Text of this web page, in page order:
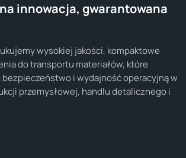
innowacja, gwarantowana
wysokiej jakości, kompaktowe
do transportu materiałów, które
i wydajność operacyjną w
przemysłowej, handlu detalicznego i